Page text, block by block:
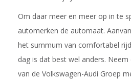
Om daar meer en meer op in te
automerken de automaat.
het summum van comfortabel
dag is dat best wel anders. Neem
van de Volkswagen-Audi Groep